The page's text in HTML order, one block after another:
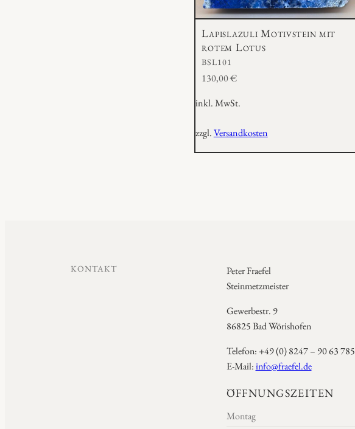
Lapislazuli Motivstein mit
rotem Lotus
BSL101
130,00€
inkl. MwSt.
zzgl.Versandkosten
KONTAKT
Peter Fraefel
Steinmetzmeister
Gewerbestr. 9
86825 Bad Wörishofen
Telefon: +49 (0) 8247 – 90 63 785
E-Mail:info@fraefel.de
ÖFFNUNGSZEITEN
Montag